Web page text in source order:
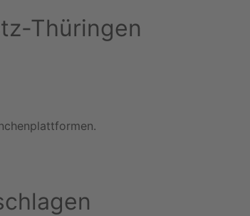
Thüringen